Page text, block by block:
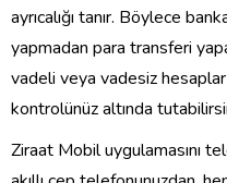
ayrıcalığı tanır. Böylece
yapmadan para transferi
vadeli veya vadesiz hesaplar
kontrolünüz altında
Ziraat Mobil uygulamasını